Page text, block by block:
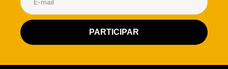
Atendimento Rei de Casa